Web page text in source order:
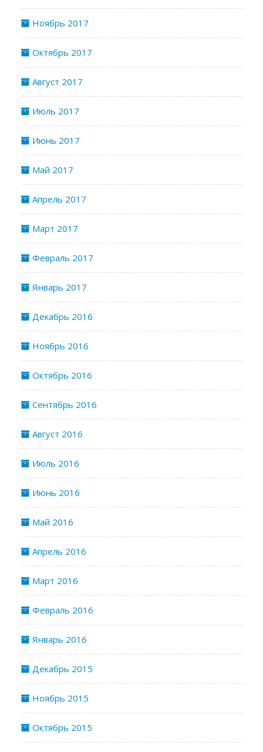
Ноябрь 2017
Октябрь 2017
Август 2017
Июль 2017
Июнь 2017
Май 2017
Апрель 2017
Март 2017
Февраль 2017
Январь 2017
Декабрь 2016
Ноябрь 2016
Октябрь 2016
Сентябрь 2016
Август 2016
Июль 2016
Июнь 2016
Май 2016
Апрель 2016
Март 2016
Февраль 2016
Январь 2016
Декабрь 2015
Ноябрь 2015
Октябрь 2015